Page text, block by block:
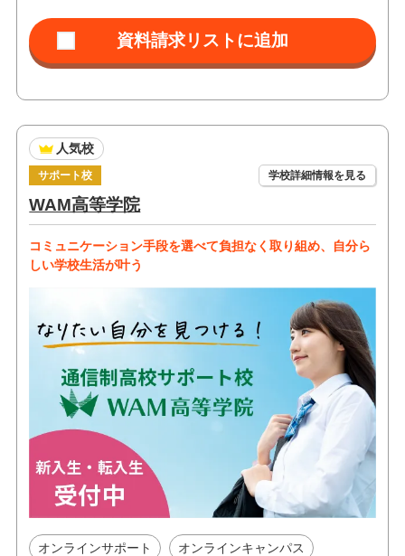
人気校
サポート校 学校詳細情報を見る
WAM高等学院
コミュニケーション手段を選べて負担なく取り組め、自分ら
しい学校生活が叶う
オンラインサポート オンラインキャンパス